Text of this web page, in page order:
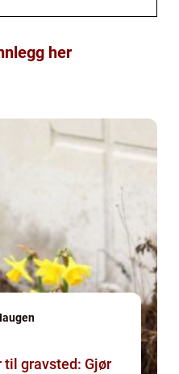
her
til gravsted: Gjør